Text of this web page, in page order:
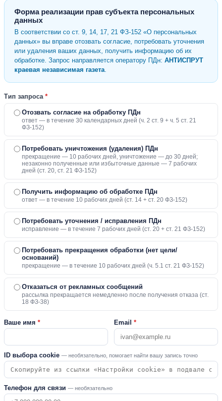
Форма реализации прав субъекта персональных
данных
В соответствии со ст. 9, 14, 17, 21 ФЗ-152 «О персональных
данных» вы вправе отозвать согласие, потребовать уточнения
или удаления ваших данных, получить информацию об их
обработке. Запрос направляется оператору ПДн: АНТИСПРУТ
краевая независимая газета.
Тип запроса *
Отозвать согласие на обработку ПДн
ответ — в течение 30 календарных дней (ч. 2 ст. 9 + ч. 5 ст. 21
ФЗ-152)
Потребовать уничтожения (удаления) ПДн
прекращение — 10 рабочих дней, уничтожение — до 30 дней;
незаконно полученные или избыточные данные — 7 рабочих
дней (ст. 20, ст. 21 ФЗ-152)
Получить информацию об обработке ПДн
ответ — в течение 10 рабочих дней (ст. 14 + ст. 20 ФЗ-152)
Потребовать уточнения / исправления ПДн
исправление — в течение 7 рабочих дней (ст. 20 + ст. 21 ФЗ-152)
Потребовать прекращения обработки (нет цели/
оснований)
прекращение — в течение 10 рабочих дней (ч. 5.1 ст. 21 ФЗ-152)
Отказаться от рекламных сообщений
рассылка прекращается немедленно после получения отказа (ст.
18 ФЗ-38)
Ваше имя * Email *
ID выбора cookie — необязательно, помогает найти вашу запись точно
Телефон для связи — необязательно